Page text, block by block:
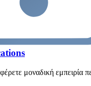
μοναδική εμπειρία